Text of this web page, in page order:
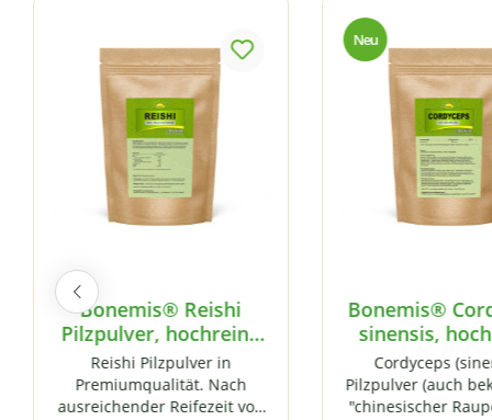
Bonemis® Reishi
Pilzpulver, hochreine
Premiumqualität
(100% Fruchtkörper),
ohne Zusätze, 250 g
Reishi Pilzpulver in
Premiumqualität. Nach
ausreichender Reifezeit von
Neu
Bonemis®
sinensis,
dem Myzel),
Zusätze, 250 g
Cordyceps
Pilzpulver (auch
"chinesischer